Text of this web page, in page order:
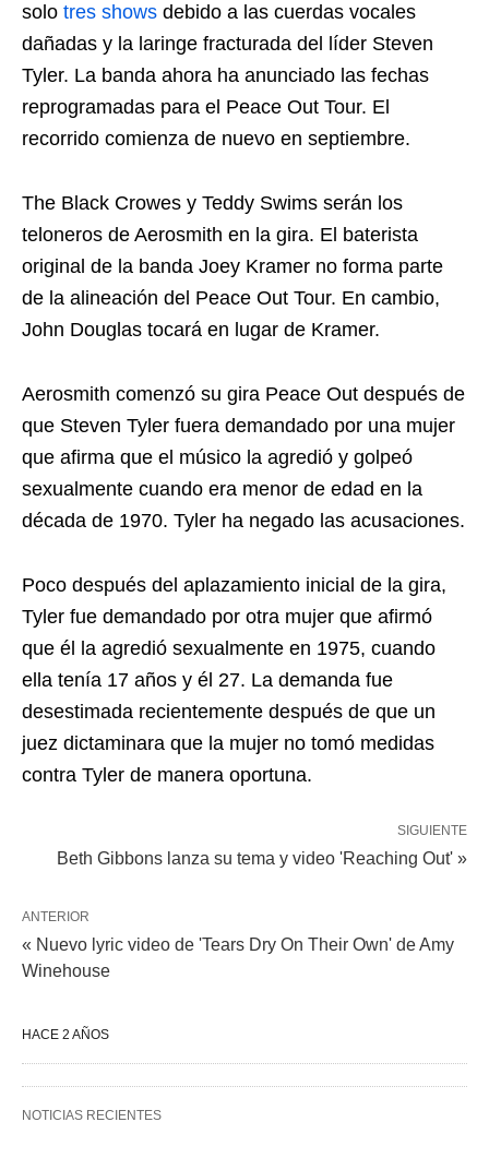
solo tres shows debido a las cuerdas vocales
dañadas y la laringe fracturada del líder Steven
Tyler. La banda ahora ha anunciado las fechas
reprogramadas para el Peace Out Tour. El
recorrido comienza de nuevo en septiembre.
The Black Crowes y Teddy Swims serán los
teloneros de Aerosmith en la gira. El baterista
original de la banda Joey Kramer no forma parte
de la alineación del Peace Out Tour. En cambio,
John Douglas tocará en lugar de Kramer.
Aerosmith comenzó su gira Peace Out después de
que Steven Tyler fuera demandado por una mujer
que afirma que el músico la agredió y golpeó
sexualmente cuando era menor de edad en la
década de 1970. Tyler ha negado las acusaciones.
Poco después del aplazamiento inicial de la gira,
Tyler fue demandado por otra mujer que afirmó
que él la agredió sexualmente en 1975, cuando
ella tenía 17 años y él 27. La demanda fue
desestimada recientemente después de que un
juez dictaminara que la mujer no tomó medidas
contra Tyler de manera oportuna.
SIGUIENTE
Beth Gibbons lanza su tema y video 'Reaching Out' »
ANTERIOR
« Nuevo lyric video de 'Tears Dry On Their Own' de Amy
Winehouse
HACE 2 AÑOS
NOTICIAS RECIENTES